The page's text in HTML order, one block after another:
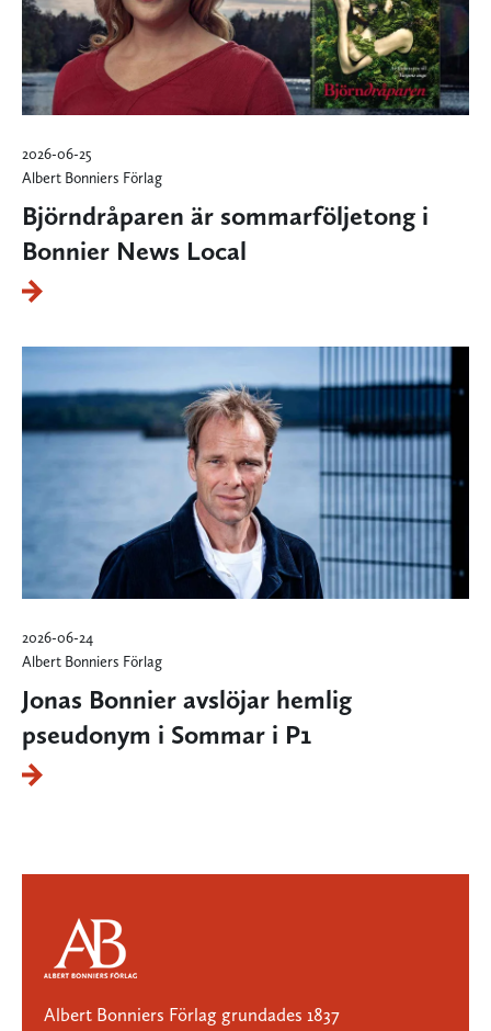
2026-06-25
Albert Bonniers Förlag
Björndråparen är sommarföljetong i
Bonnier News Local
2026-06-24
Albert Bonniers Förlag
Jonas Bonnier avslöjar hemlig
pseudonym i Sommar i P1
Albert Bonniers Förlag grundades 1837